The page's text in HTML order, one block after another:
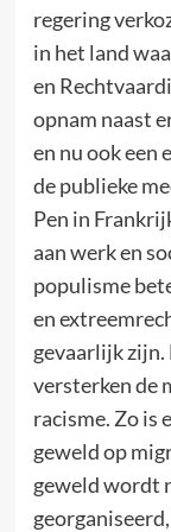
regering
in het land
en
opnam naast
en nu ook een
de publieke
Pen in
aan werk en
populisme
en
gevaarlijk
versterken de
racisme. Zo is
geweld op
geweld wordt